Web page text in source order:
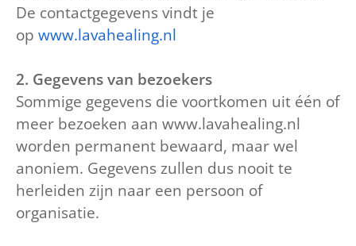
De contactgegevens vindt je
op www.lavahealing.nl
2. Gegevens van bezoekers
Sommige gegevens die voortkomen uit één of
meer bezoeken aan www.lavahealing.nl
worden permanent bewaard, maar wel
anoniem. Gegevens zullen dus nooit te
herleiden zijn naar een persoon of
organisatie.